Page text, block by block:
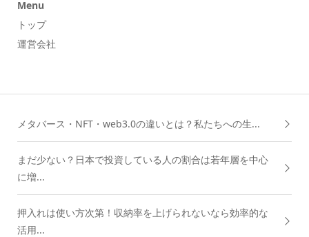
Menu
トップ
運営会社
メタバース・NFT・web3.0の違いとは？私たちへの生...
まだ少ない？日本で投資している人の割合は若年層を中心
に増...
押入れは使い方次第！収納率を上げられないなら効率的な
活用...